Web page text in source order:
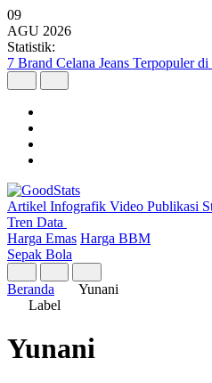
09
AGU 2026
Statistik:
7 Brand Celana Jeans Terpopuler
Artikel Infografik Video Publikasi
Tren Data
Harga Emas Harga BBM
Sepak Bola
Beranda
Yunani
Label
Yunani